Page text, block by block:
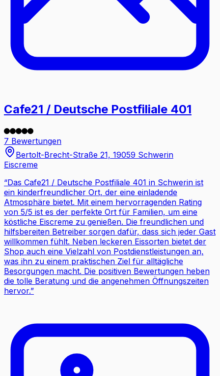
Cafe21 / Deutsche Postfiliale 401
7 Bewertungen
Bertolt-Brecht-Straße 21, 19059 Schwerin
Eiscreme
“Das Cafe21 / Deutsche Postfiliale 401 in Schwerin ist
ein kinderfreundlicher Ort, der eine einladende
Atmosphäre bietet. Mit einem hervorragenden Rating
von 5/5 ist es der perfekte Ort für Familien, um eine
köstliche Eiscreme zu genießen. Die freundlichen und
hilfsbereiten Betreiber sorgen dafür, dass sich jeder Gast
willkommen fühlt. Neben leckeren Eissorten bietet der
Shop auch eine Vielzahl von Postdienstleistungen an,
was ihn zu einem praktischen Ziel für alltägliche
Besorgungen macht. Die positiven Bewertungen heben
die tolle Beratung und die angenehmen Öffnungszeiten
hervor.”